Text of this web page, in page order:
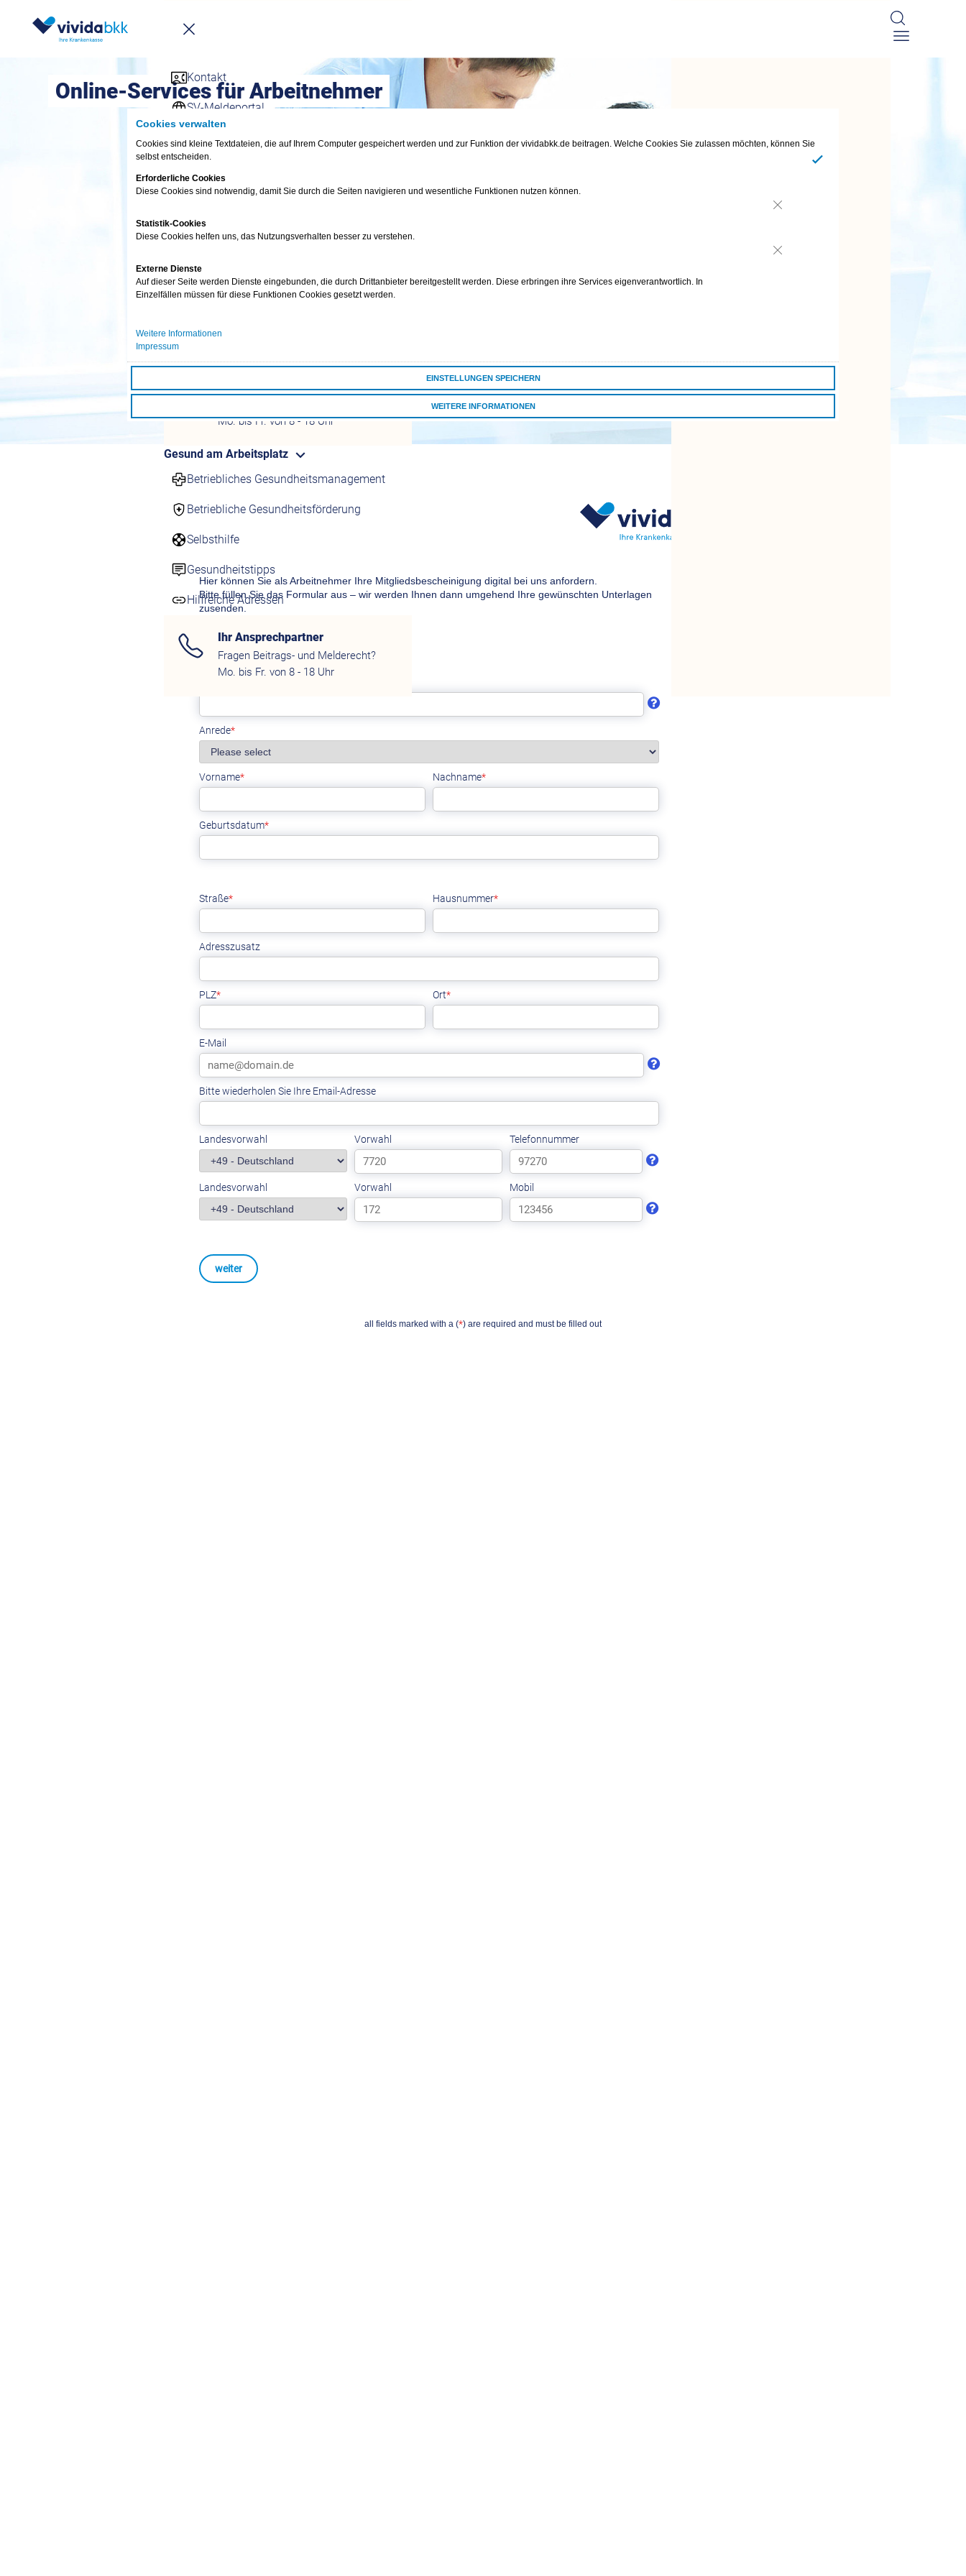
Cookies verwalten
Cookies sind kleine Textdateien, die auf Ihrem Computer gespeichert werden und zur Funktion der vividabkk.de beitragen. Welche Cookies Sie zulassen möchten, können Sie
selbst entscheiden.
Erforderliche Cookies
Diese Cookies sind notwendig, damit Sie durch die Seiten navigieren und wesentliche Funktionen nutzen können.
Statistik-Cookies
Diese Cookies helfen uns, das Nutzungsverhalten besser zu verstehen.
Externe Dienste
Auf dieser Seite werden Dienste eingebunden, die durch Drittanbieter bereitgestellt werden. Diese erbringen ihre Services eigenverantwortlich. In
Einzelfällen müssen für diese Funktionen Cookies gesetzt werden.
Weitere Informationen
Impressum
EINSTELLUNGEN SPEICHERN
WEITERE INFORMATIONEN
Service & Leistungen
Kontakt
SV-Meldeportal
Firmenkunden Stammdaten
Downloadcenter
Rechner
Newsletter
Ihr Ansprechpartner
Mo. bis Fr. von 8 - 18 Uhr
Gesund am Arbeitsplatz
Betriebliches Gesundheitsmanagement
Betriebliche Gesundheitsförderung
Selbsthilfe
Gesundheitstipps
Hilfreiche Adressen
Ihr Ansprechpartner
Fragen Beitrags- und Melderecht?
Mo. bis Fr. von 8 - 18 Uhr
Online-Services für Arbeitnehmer